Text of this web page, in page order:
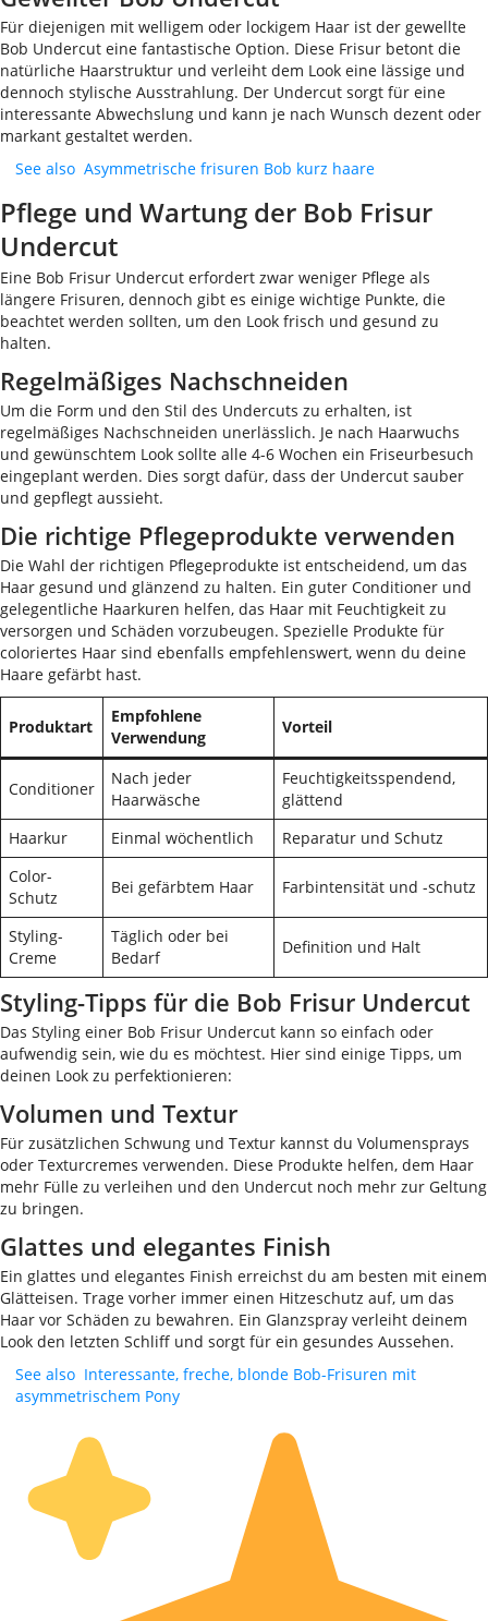
Für diejenigen mit welligem oder lockigem Haar ist der gewellte
Bob Undercut eine fantastische Option. Diese Frisur betont die
natürliche Haarstruktur und verleiht dem Look eine lässige und
dennoch stylische Ausstrahlung. Der Undercut sorgt für eine
interessante Abwechslung und kann je nach Wunsch dezent oder
markant gestaltet werden.
See also Asymmetrische frisuren Bob kurz haare
Pflege und Wartung der Bob Frisur
Undercut
Eine Bob Frisur Undercut erfordert zwar weniger Pflege als
längere Frisuren, dennoch gibt es einige wichtige Punkte, die
beachtet werden sollten, um den Look frisch und gesund zu
halten.
Regelmäßiges Nachschneiden
Um die Form und den Stil des Undercuts zu erhalten, ist
regelmäßiges Nachschneiden unerlässlich. Je nach Haarwuchs
und gewünschtem Look sollte alle 4-6 Wochen ein Friseurbesuch
eingeplant werden. Dies sorgt dafür, dass der Undercut sauber
und gepflegt aussieht.
Die richtige Pflegeprodukte verwenden
Die Wahl der richtigen Pflegeprodukte ist entscheidend, um das
Haar gesund und glänzend zu halten. Ein guter Conditioner und
gelegentliche Haarkuren helfen, das Haar mit Feuchtigkeit zu
versorgen und Schäden vorzubeugen. Spezielle Produkte für
coloriertes Haar sind ebenfalls empfehlenswert, wenn du deine
Haare gefärbt hast.
Produktart
Empfohlene
Verwendung
Vorteil
Conditioner
Nach jeder
Haarwäsche
Feuchtigkeitsspendend,
glättend
Haarkur
Einmal wöchentlich
Reparatur und Schutz
Color-
Schutz
Bei gefärbtem Haar Farbintensität und -schutz
Styling-
Creme
Täglich oder bei
Bedarf
Definition und Halt
Styling-Tipps für die Bob Frisur Undercut
Das Styling einer Bob Frisur Undercut kann so einfach oder
aufwendig sein, wie du es möchtest. Hier sind einige Tipps, um
deinen Look zu perfektionieren:
Volumen und Textur
Für zusätzlichen Schwung und Textur kannst du Volumensprays
oder Texturcremes verwenden. Diese Produkte helfen, dem Haar
mehr Fülle zu verleihen und den Undercut noch mehr zur Geltung
zu bringen.
Glattes und elegantes Finish
Ein glattes und elegantes Finish erreichst du am besten mit einem
Glätteisen. Trage vorher immer einen Hitzeschutz auf, um das
Haar vor Schäden zu bewahren. Ein Glanzspray verleiht deinem
Look den letzten Schliff und sorgt für ein gesundes Aussehen.
See also Interessante, freche, blonde Bob-Frisuren mit
asymmetrischem Pony